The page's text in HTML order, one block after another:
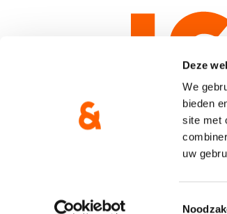
Deze
We
bieden
site met
uw